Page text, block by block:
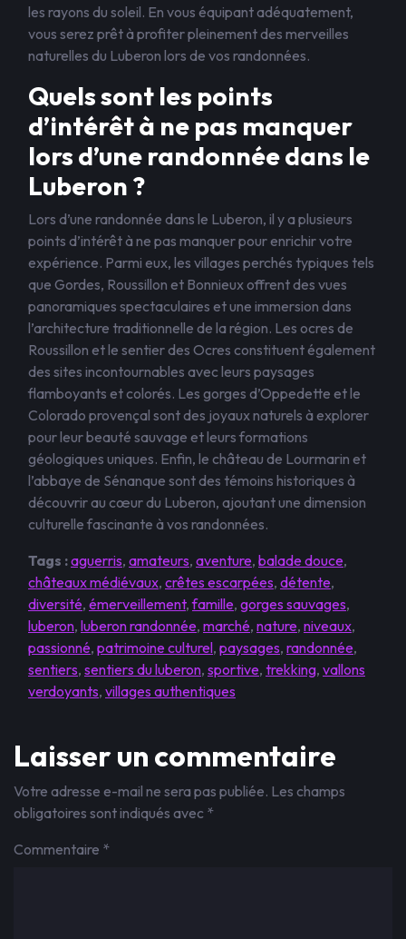
les rayons du soleil. En vous équipant adéquatement,
vous serez prêt à profiter pleinement des merveilles
naturelles du Luberon lors de vos randonnées.
Quels sont les points
d’intérêt à ne pas manquer
lors d’une randonnée dans le
Luberon ?
Lors d’une randonnée dans le Luberon, il y a plusieurs
points d’intérêt à ne pas manquer pour enrichir votre
expérience. Parmi eux, les villages perchés typiques tels
que Gordes, Roussillon et Bonnieux offrent des vues
panoramiques spectaculaires et une immersion dans
l’architecture traditionnelle de la région. Les ocres de
Roussillon et le sentier des Ocres constituent également
des sites incontournables avec leurs paysages
flamboyants et colorés. Les gorges d’Oppedette et le
Colorado provençal sont des joyaux naturels à explorer
pour leur beauté sauvage et leurs formations
géologiques uniques. Enfin, le château de Lourmarin et
l’abbaye de Sénanque sont des témoins historiques à
découvrir au cœur du Luberon, ajoutant une dimension
culturelle fascinante à vos randonnées.
Tags :aguerris, amateurs, aventure, balade douce,
châteaux médiévaux, crêtes escarpées, détente,
diversité, émerveillement,famille, gorges sauvages,
luberon, luberon randonnée, marché, nature, niveaux,
passionné, patrimoine culturel, paysages, randonnée,
sentiers, sentiers du luberon, sportive, trekking, vallons
verdoyants, villages authentiques
Laisser un commentaire
Votre adresse e-mail ne sera pas publiée. Les champs
obligatoires sont indiqués avec *
Commentaire *